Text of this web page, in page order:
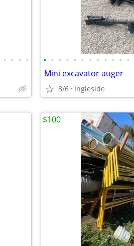
• • • • • • • • • • • • • • • •
Mini excavator auger
8/6 Ingleside
$100